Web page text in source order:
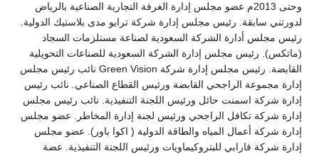
وحتى 2013م عضو مجلس إدارة الغرفة التجارية الصناعية بالرياض
لدورتني سابقة. رئيس مجلس إدارة شركة ترايو مدى بلاستيك الدولية.
رئيس مجلس أدارة الشركة السعودية لصناعة مستلزمات السجاد
(ماتكس). رئيس مجلس إدارة الشركة السعودية للصناعات التحويلية
القابضة. رئيس مجلس إدارة شركة Green Vision نائب رئيس مجلس
إدارة مجموعة الراجحي القابضة ورئيس القطاع الصناعي. نائب رئيس
إدارة شركة اسمنت حائل ورئيس اللجنة التنفيذية. نائب رئيس مجلس
إدارة شركة تكافل الراجحي ورئيس لجنة إدارة المخاطر. عضو مجلس
إدارة شركة أعمال المياه والطاقة الدولية ( اكوا باور). عضو مجلس
إدارة شركة فارابي للبتروكيماويات ورئيس اللجنة التنفيذية. عضة